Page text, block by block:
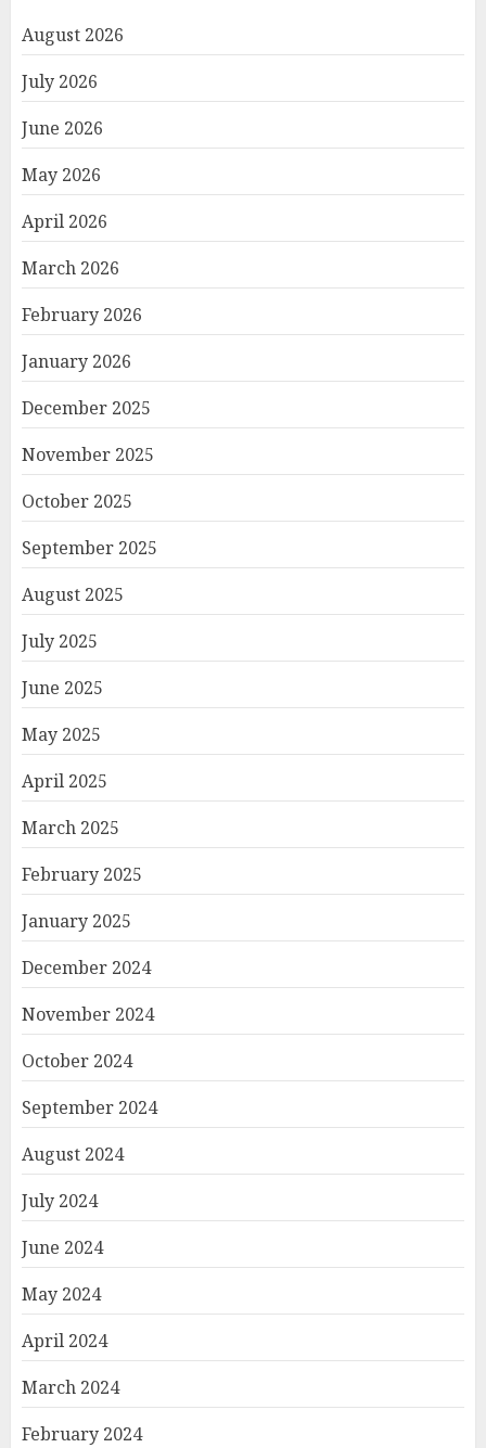
August 2026
July 2026
June 2026
May 2026
April 2026
March 2026
February 2026
January 2026
December 2025
November 2025
October 2025
September 2025
August 2025
July 2025
June 2025
May 2025
April 2025
March 2025
February 2025
January 2025
December 2024
November 2024
October 2024
September 2024
August 2024
July 2024
June 2024
May 2024
April 2024
March 2024
February 2024